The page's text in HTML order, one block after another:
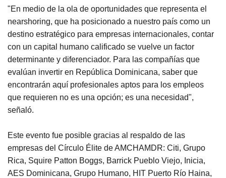
"En medio de la ola de oportunidades que representa el
nearshoring, que ha posicionado a nuestro país como un
destino estratégico para empresas internacionales, contar
con un capital humano calificado se vuelve un factor
determinante y diferenciador. Para las compañías que
evalúan invertir en República Dominicana, saber que
encontrarán aquí profesionales aptos para los empleos
que requieren no es una opción; es una necesidad",
señaló.
Este evento fue posible gracias al respaldo de las
empresas del Círculo Élite de AMCHAMDR: Citi, Grupo
Rica, Squire Patton Boggs, Barrick Pueblo Viejo, Inicia,
AES Dominicana, Grupo Humano, HIT Puerto Río Haina,